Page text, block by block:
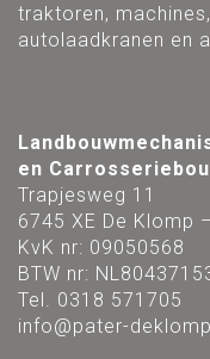
traktoren,
autolaadkranen en
en
Trapjesweg 11
6745 XE De Klomp
KvK nr: 09050568
BTW nr:
Tel. 0318 571705
info@pater-